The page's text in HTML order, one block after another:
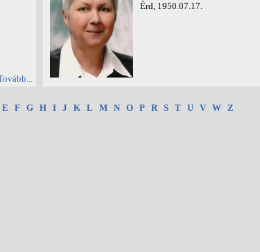
Érd, 1950.07.17.
E F G H I J K L M N O P R S T U V W Z